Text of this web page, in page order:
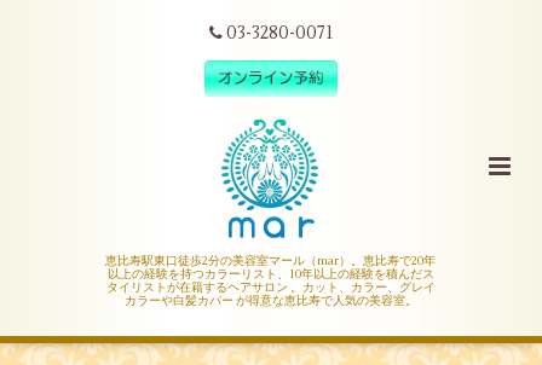
03-3280-0071
恵比寿駅東口徒歩2分の美容室マール（mar）。恵比寿で20年
以上の経験を持つカラーリスト、10年以上の経験を積んだス
タイリストが在籍するヘアサロン 。カット、カラー、グレイ
カラーや白髪カバー が得意な恵比寿で人気の美容室。